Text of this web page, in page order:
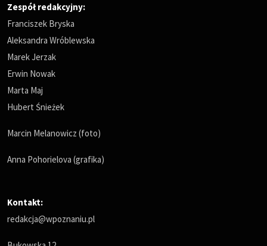
Zespół redakcyjny:
Franciszek Bryska
Aleksandra Wróblewska
Marek Jerzak
Erwin Nowak
Marta Maj
Hubert Śnieżek
Marcin Melanowicz (foto)
Anna Pohorielova (grafika)
Kontakt:
redakcja@wpoznaniu.pl